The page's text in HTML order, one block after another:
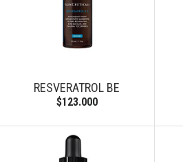
RESVERATROL BE
$123.000